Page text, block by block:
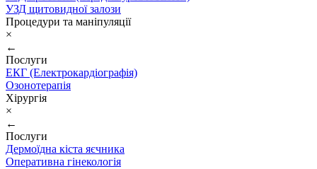
УЗД щитовидної залози
Процедури та маніпуляції
×
←
Послуги
ЕКГ (Електрокардіографія)
Озонотерапія
Хірургія
×
←
Послуги
Дермоїдна кіста яєчника
Оперативна гінекологія